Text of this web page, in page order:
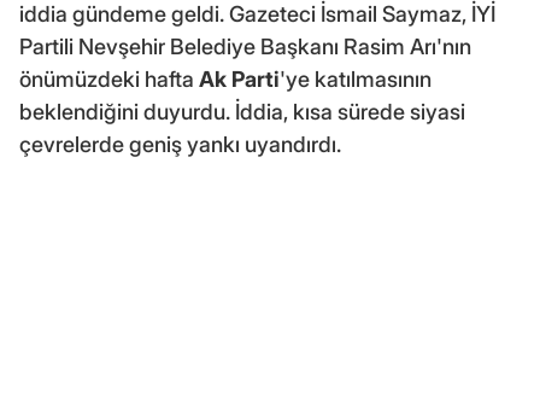
iddia gündeme geldi. Gazeteci İsmail Saymaz, İYİ
Partili Nevşehir Belediye Başkanı Rasim Arı'nın
önümüzdeki hafta Ak Parti'ye katılmasının
beklendiğini duyurdu. İddia, kısa sürede siyasi
çevrelerde geniş yankı uyandırdı.